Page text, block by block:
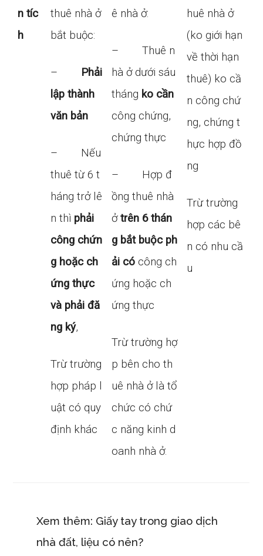
n tíc
h
thuê nhà ở
bắt buộc:
– Phải
lập thành
văn bản
– Nếu
thuê từ 6 t
háng trở lê
n thì phải
công chứn
g hoặc ch
ứng thực
và phải đă
ng ký,
Trừ trường
hợp pháp l
uật có quy
định khác
ê nhà ở:
– Thuê n
hà ở dưới sáu
tháng ko cần
công chứng,
chứng thực
– Hợp đ
ồng thuê nhà
ởtrên 6 thán
g bắt buộc ph
ải có công ch
ứng hoặc ch
ứng thực
Trừ trường hợ
p bên cho th
uê nhà ở là tổ
chức có chứ
c năng kinh d
oanh nhà ở.
huê nhà ở
(ko giới hạn
về thời hạn
thuê) ko cầ
n công chứ
ng, chứng t
hực hợp đồ
ng
Trừ trường
hợp các bê
n có nhu cầ
u
Xem thêm: Giấy tay trong giao dịch
nhà đất, liệu có nên?